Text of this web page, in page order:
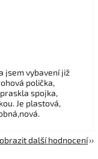
jsem vybavení již
polička,
spojka,
Je plastová,
další hodnocení